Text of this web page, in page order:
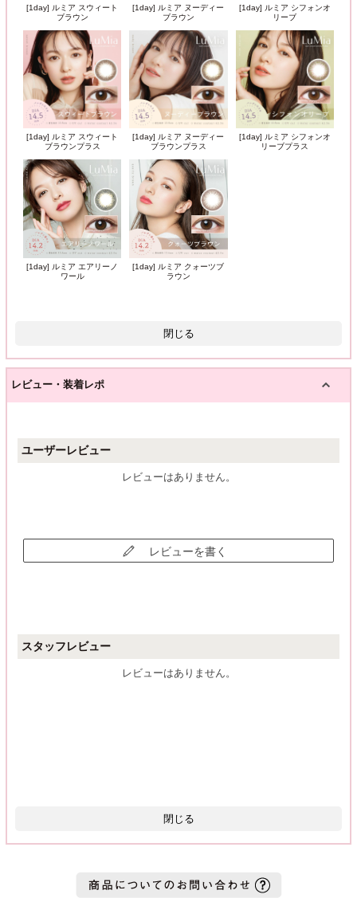
[1day] ルミア スウィート
ブラウン
[1day] ルミア ヌーディー
ブラウン
[1day] ルミア シフォンオ
リーブ
[1day] ルミア スウィート
ブラウンプラス
[1day] ルミア ヌーディー
ブラウンプラス
[1day] ルミア シフォンオ
リーブプラス
[1day] ルミア エアリーノ
ワール
[1day] ルミア クォーツブ
ラウン
閉じる
レビュー・装着レポ
ユーザーレビュー
レビューはありません。
レビューを書く
スタッフレビュー
レビューはありません。
閉じる